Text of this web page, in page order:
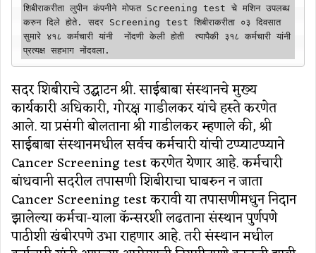
शिबीराकरीता लुपीन कंपनीने मोफत Screening test चे मशिन उपलब्ध
करुन दिले होते. सदर Screening test शिबीराकरीता ०३ दिवसात
सुमारे ४१८ कर्मचारी यांनी  नोंदणी केली होती  त्‍यापैकी ३१८ कर्मचारी यांनी
प्रत्‍यक्ष सहभाग नोंदवला.
सदर शिबीराचे उद्घाटन श्री. साईबाबा संस्‍थानचे मुख्‍य
कार्यकारी अधिकारी, गोरक्ष गाडीलकर यांचे हस्‍ते करणेत
आले. या प्रसंगी बोलताना श्री गाडीलकर म्‍हणाले की, श्री
साईबाबा संस्‍थानमधील सर्वच कर्मचारी यांची टप्‍प्‍याटप्‍प्‍याने
Cancer Screening test करणेत येणार आहे. कर्मचारी
बांधवानी सदरील तपासणी शिबीराचा घाबरुन न जाता
Cancer Screening test करावी या तपासणीमधुन निदान
झालेल्‍या कर्मचा-याला कॅन्‍सरशी लढताना संस्‍थान पुर्णपणे
पाठीशी खंबीरपणे उभा राहणार आहे. तरी संस्‍थान मधील